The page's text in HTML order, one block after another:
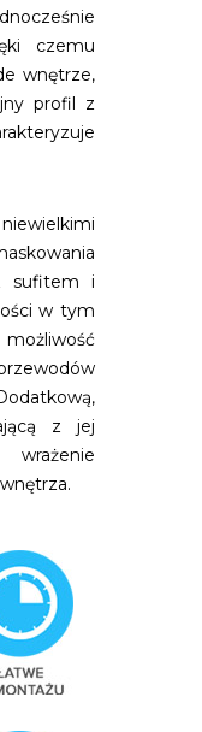
czemu
wnętrze,
profil z
sufitem i
w tym
z jej